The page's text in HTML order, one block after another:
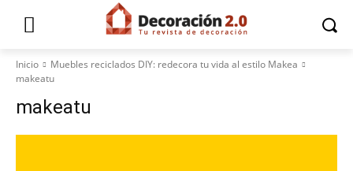
Inicio
Muebles reciclados DIY: redecora tu vida al estilo Makea
makeatu
makeatu